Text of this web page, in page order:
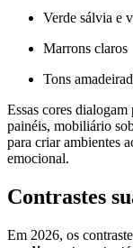
Verde sálvia e
Marrons claros
Tons
Essas cores
painéis, mobiliário
para criar ambientes
emocional.
Contrastes
Em 2026, os